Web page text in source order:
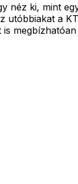
néz ki, mint
utóbbiakat a